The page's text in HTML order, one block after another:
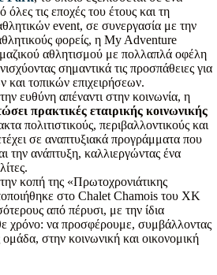
τις εποχές του έτους και τη
event, σε συνεργασία με την
φορείς, η Μy Adventure
μαζικού αθλητισμού με πολλαπλά οφέλη
σημαντικά τις προσπάθειες για
και τοπικών επιχειρήσεων.
ευθύνη απέναντι στην κοινωνία, η
πρακτικές εταιρικής κοινωνικής
πολιτιστικούς, περιβαλλοντικούς και
σε αναπτυξιακά προγράμματα που
την ανάπτυξη, καλλιεργώντας ένα
κοπή της «Πρωτοχρονιάτικης
στο Chalet Chamois του ΧΚ
από πέρυσι, με την ίδια
χρόνο: να προσφέρουμε, συμβάλλοντας
στην κοινωνική και οικονομική